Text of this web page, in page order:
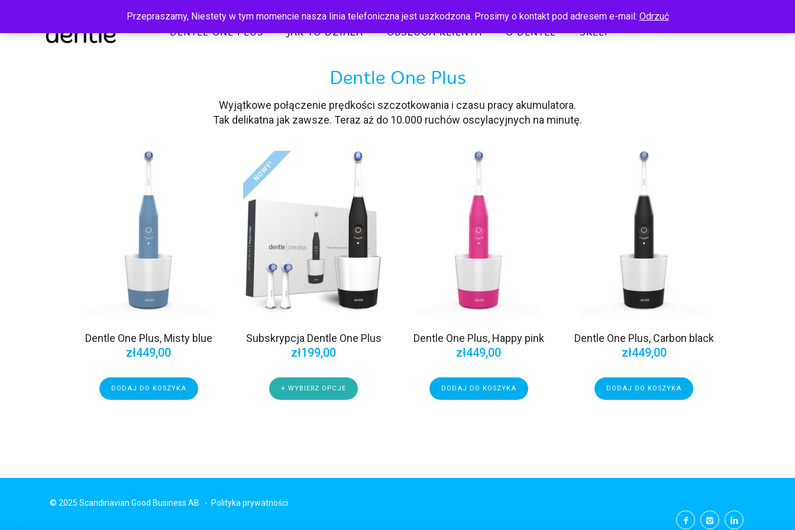
DENTLE ONE PLUS JAK TO DZIAŁA OBSŁUGA KLIENTA O DENTLE SKLEP
Dentle One Plus
Wyjątkowe połączenie prędkości szczotkowania i czasu pracy akumulatora.
Tak delikatna jak zawsze. Teraz aż do 10.000 ruchów oscylacyjnych na minutę.
Dentle One Plus, Misty blue
zł449,00
DODAJ DO KOSZYKA
Subskrypcja Dentle One Plus
zł199,00
+ WYBIERZ OPCJE
Dentle One Plus, Happy pink
zł449,00
DODAJ DO KOSZYKA
Dentle One Plus, Carbon black
zł449,00
DODAJ DO KOSZYKA
© 2025 Scandinavian Good Business AB - Polityka prywatności
Przepraszamy, Niestety w tym momencie nasza linia telefoniczna jest uszkodzona. Prosimy o kontakt pod adresem e-mail: Odrzuć